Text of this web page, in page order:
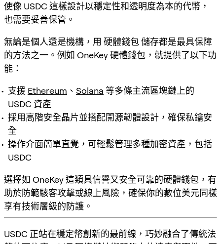
使像 USDC 這樣設計以穩定性和透明度為本的代幣，
也需要妥善保管。
無論是個人還是機構，用 硬體錢包儲存都是最具保障
的方法之一。例如 OneKey 硬體錢包，就提供了以下功
能：
支援 Ethereum 、 Solana 等多條主流區塊鏈上的
USDC 資產
採用高階安全晶片並搭配開源韌體設計，確保私鑰安
全
操作介面簡單直覺，可輕鬆管理多種加密資產，包括
USDC
選擇如 OneKey 這類具信譽又安全可靠的硬體錢包，有
助於防範駭客攻擊或線上風險，確保你的數位美元同樣
享有技術層級的防護。
USDC 正站在穩定幣創新的最前線，巧妙融合了傳統法